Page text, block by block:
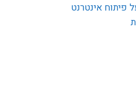
פיתוח אינטרנט